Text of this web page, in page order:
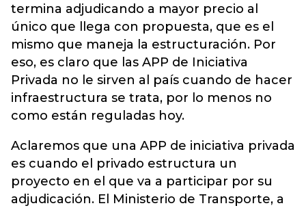
termina adjudicando a mayor precio al
único que llega con propuesta, que es el
mismo que maneja la estructuración. Por
eso, es claro que las APP de Iniciativa
Privada no le sirven al país cuando de hacer
infraestructura se trata, por lo menos no
como están reguladas hoy.
Aclaremos que una APP de iniciativa privada
es cuando el privado estructura un
proyecto en el que va a participar por su
adjudicación. El Ministerio de Transporte, a